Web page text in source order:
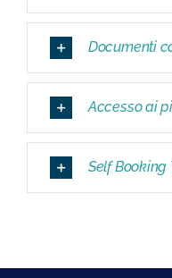
Documenti
Accesso ai
Self Booking